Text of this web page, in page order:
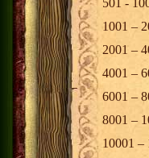
1001 –
2001 –
4001 –
6001 –
8001 –
10001 –